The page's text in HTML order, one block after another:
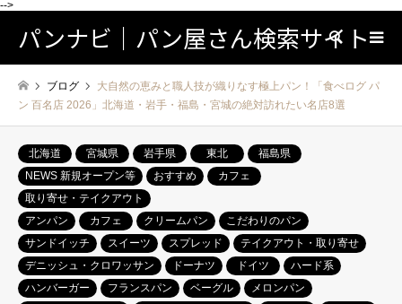
-->
パンナビ｜パン屋さん検索サイト検索
ブログ
大自然の恵みと職人技が織りなす極上パン！「食べログ パ
ン 百名店 2026」北海道・岩手・福島・宮城の絶対訪れたい名店8選
北海道 宮城県 岩手県 東北
福島県
NEWS 新規オープン等
おすすめ
カフェ
取り寄せ・テイクアウト
アンパン
カフェ クリームパン
こだわりのパン
サンドイッチ
スイーツ スプレッド
テイクアウト・取り寄せ
デニッシュ・クロワッサン
ドーナツ ドイツ
ハード系
ハンバーガー
フランスパン ベーグル
メロンパン